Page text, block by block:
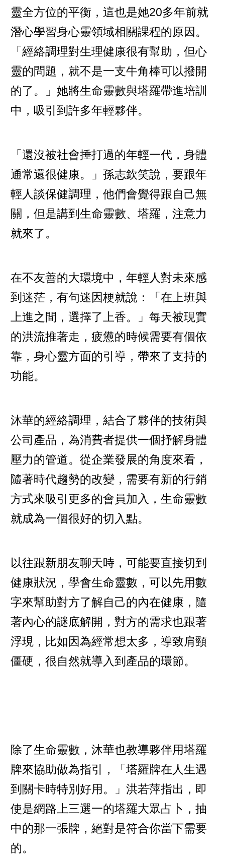
靈全方位的平衡，這也是她20多年前就
潛心學習身心靈領域相關課程的原因。
「經絡調理對生理健康很有幫助，但心
靈的問題，就不是一支牛角棒可以撥開
的了。」她將生命靈數與塔羅帶進培訓
中，吸引到許多年輕夥伴。
「還沒被社會捶打過的年輕一代，身體
通常還很健康。」孫志欽笑說，要跟年
輕人談保健調理，他們會覺得跟自己無
關，但是講到生命靈數、塔羅，注意力
就來了。
在不友善的大環境中，年輕人對未來感
到迷茫，有句迷因梗就說：「在上班與
上進之間，選擇了上香。」每天被現實
的洪流推著走，疲憊的時候需要有個依
靠，身心靈方面的引導，帶來了支持的
功能。
沐華的經絡調理，結合了夥伴的技術與
公司產品，為消費者提供一個抒解身體
壓力的管道。從企業發展的角度來看，
隨著時代趨勢的改變，需要有新的行銷
方式來吸引更多的會員加入，生命靈數
就成為一個很好的切入點。
以往跟新朋友聊天時，可能要直接切到
健康狀況，學會生命靈數，可以先用數
字來幫助對方了解自己的內在健康，隨
著內心的謎底解開，對方的需求也跟著
浮現，比如因為經常想太多，導致肩頸
僵硬，很自然就導入到產品的環節。
除了生命靈數，沐華也教導夥伴用塔羅
牌來協助做為指引，「塔羅牌在人生遇
到關卡時特別好用。」洪若萍指出，即
使是網路上三選一的塔羅大眾占卜，抽
中的那一張牌，絕對是符合你當下需要
的。